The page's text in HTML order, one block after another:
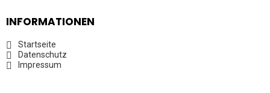
INFORMATIONEN
Startseite
Datenschutz
Impressum